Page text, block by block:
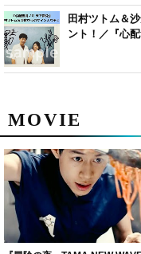
MOVIE
田村ツトム＆
ント！／『心